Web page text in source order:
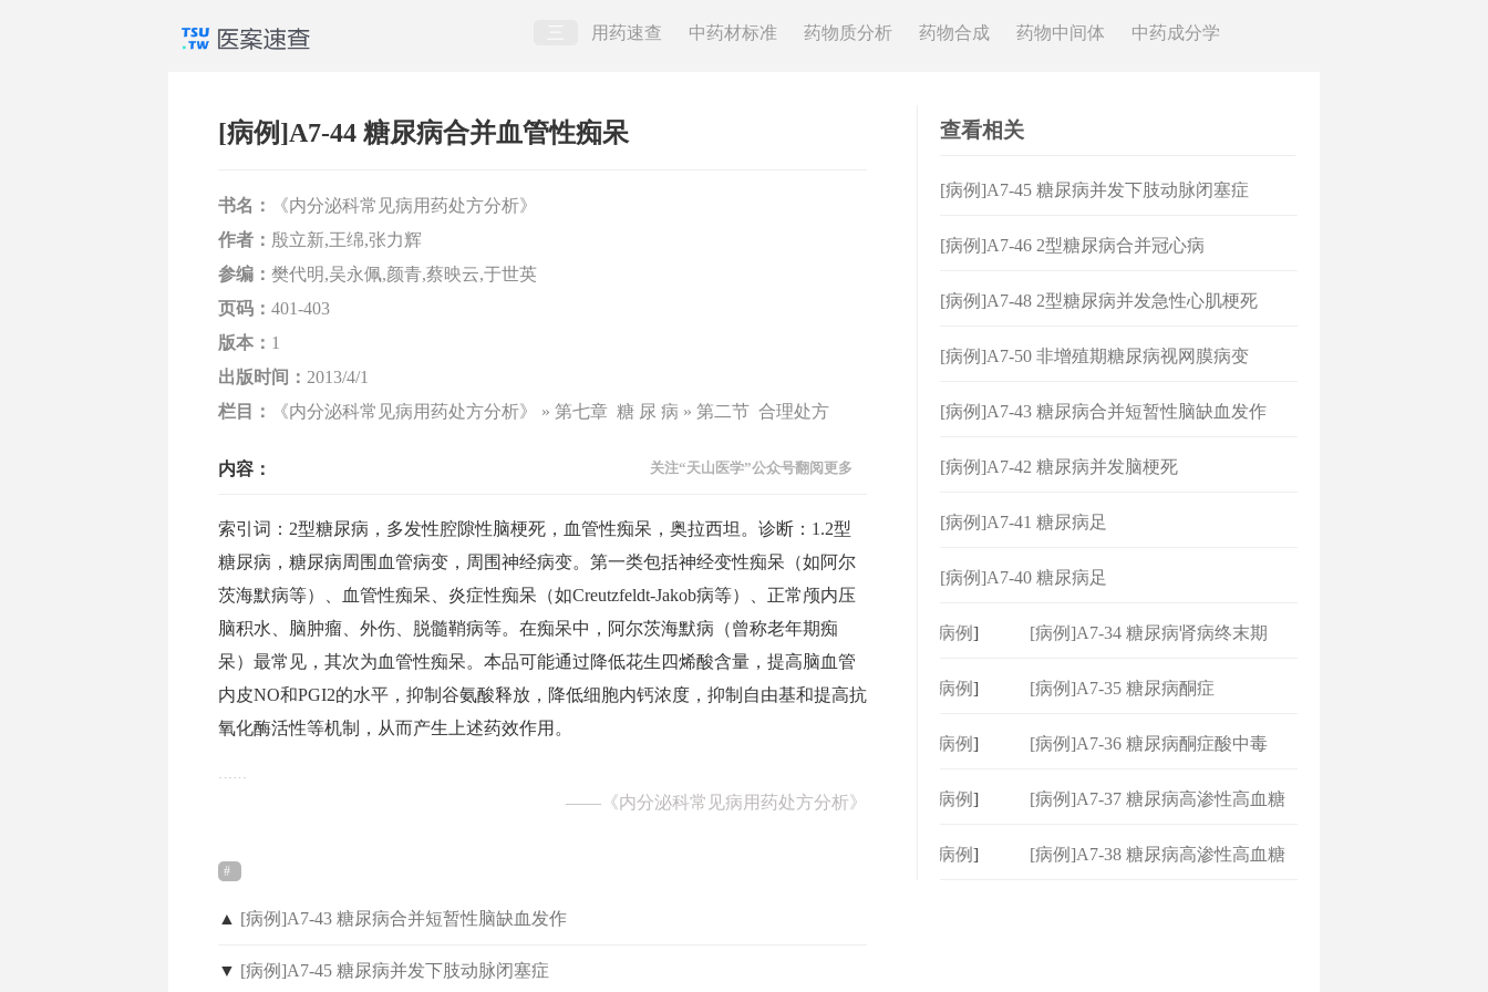
用药速查 中药材标准 药物质分析 药物合成 药物中间体 中药成分学
[病例]A7-44 糖尿病合并血管性痴呆
书名：
《内分泌科常见病用药处方分析》
作者： 殷立新,王绵,张力辉
参编： 樊代明,吴永佩,颜青,蔡映云,于世英
页码： 401-403
版本： 1
出版时间： 2013/4/1
栏目：
《内分泌科常见病用药处方分析》 » 第七章 糖 尿 病 » 第二节 合理处方
内容： 关注“天山医学”公众号翻阅更多
索引词：2型糖尿病，多发性腔隙性脑梗死，血管性痴呆，奥拉西坦。诊断：1.2型
糖尿病，糖尿病周围血管病变，周围神经病变。第一类包括神经变性痴呆（如阿尔
茨海默病等）、血管性痴呆、炎症性痴呆（如Creutzfeldt-Jakob病等）、正常颅内压
脑积水、脑肿瘤、外伤、脱髓鞘病等。在痴呆中，阿尔茨海默病（曾称老年期痴
呆）最常见，其次为血管性痴呆。本品可能通过降低花生四烯酸含量，提高脑血管
内皮NO和PGI2的水平，抑制谷氨酸释放，降低细胞内钙浓度，抑制自由基和提高抗
氧化酶活性等机制，从而产生上述药效作用。
—— 《内分泌科常见病用药处方分析》
▲ [病例]A7-43 糖尿病合并短暂性脑缺血发作
▼ [病例]A7-45 糖尿病并发下肢动脉闭塞症
查看相关
[病例]A7-45 糖尿病并发下肢动脉闭塞症
[病例]A7-46 2型糖尿病合并冠心病
[病例]A7-48 2型糖尿病并发急性心肌梗死
[病例]A7-50 非增殖期糖尿病视网膜病变
[病例]A7-43 糖尿病合并短暂性脑缺血发作
[病例]A7-42 糖尿病并发脑梗死
[病例]A7-41 糖尿病足
[病例]A7-40 糖尿病足
病例] [病例]A7-34 糖尿病肾病终末期
病例] [病例]A7-35 糖尿病酮症
病例] [病例]A7-36 糖尿病酮症酸中毒
病例]
[病例]A7-37 糖尿病高渗性高血糖
病例]
[病例]A7-38 糖尿病高渗性高血糖